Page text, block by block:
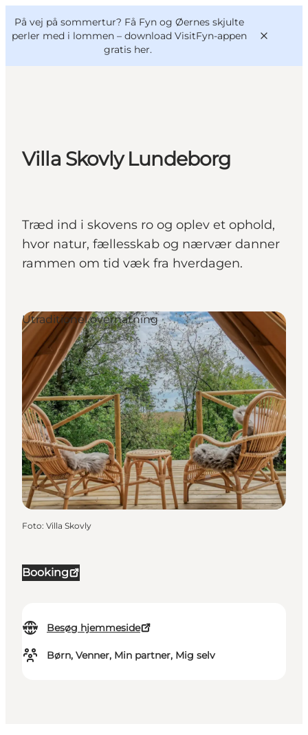
På vej på sommertur? Få Fyn og Øernes skjulte
perler med i lommen – download VisitFyn-appen
gratis her.
Oplevelser
Outdoor
Book lokale oplevelser
VisitFyn
Deutsch
Villa Skovly Lundeborg
Træd ind i skovens ro og oplev et ophold,
hvor natur, fællesskab og nærvær danner
rammen om tid væk fra hverdagen.
Booking
Besøg hjemmeside
Børn, Venner, Min partner, Mig selv
Utraditionel overnatning
Foto: Villa Skovly